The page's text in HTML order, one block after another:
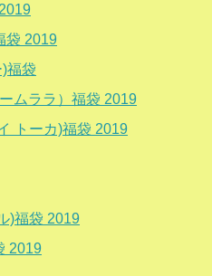
袋 2019
福袋
ムララ）福袋 2019
トーカ)福袋 2019
)福袋 2019
2019